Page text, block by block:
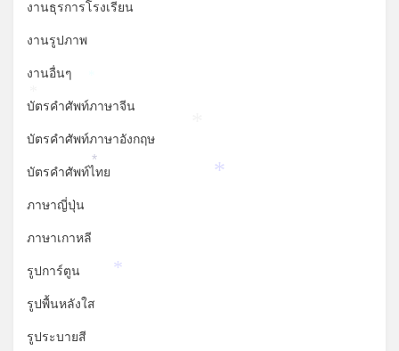
งานธุรการโรงเรียน
งานรูปภาพ
งานอื่นๆ
บัตรคำศัพท์ภาษาจีน
บัตรคำศัพท์ภาษาอังกฤษ
บัตรคำศัพท์ไทย
ภาษาญี่ปุ่น
ภาษาเกาหลี
รูปการ์ตูน
รูปพื้นหลังใส
รูประบายสี
*
*
*